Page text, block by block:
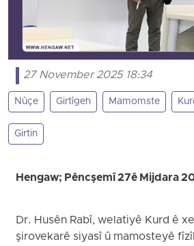
27 November 2025 18:34
Nûçe Girtîgeh Mamomste
Girtin
Hengaw; Pêncşemî 27ê Mijdara
Dr. Husên Rabî, welatiyê Kurd ê
şirovekarê siyasî û mamosteyê